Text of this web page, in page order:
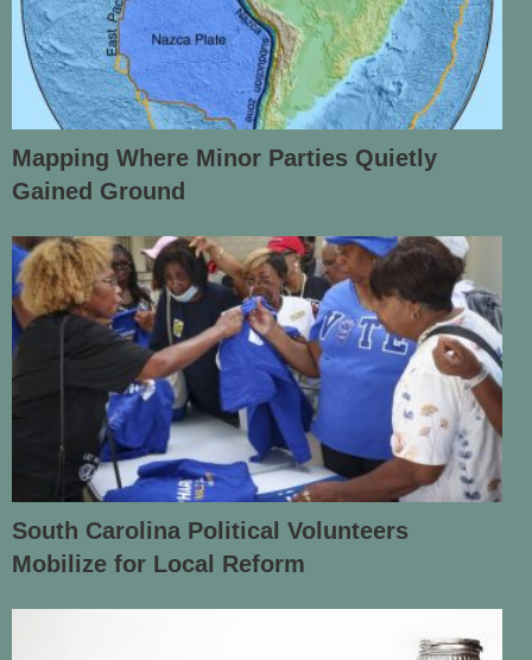
Mapping Where Minor Parties Quietly
Gained Ground
South Carolina Political Volunteers
Mobilize for Local Reform